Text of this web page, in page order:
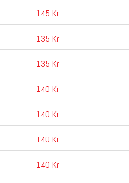
145 Kr
135 Kr
135 Kr
140 Kr
140 Kr
140 Kr
140 Kr